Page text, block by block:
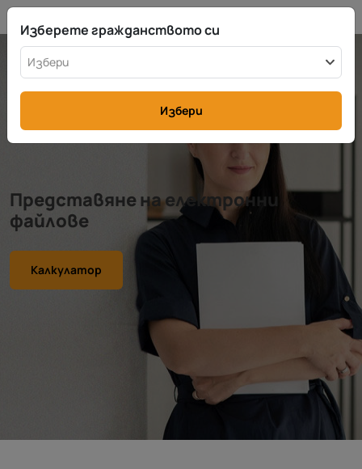
Представяне на електронни
файлове
Калкулатор
Изберете гражданството си
Избери
Избери